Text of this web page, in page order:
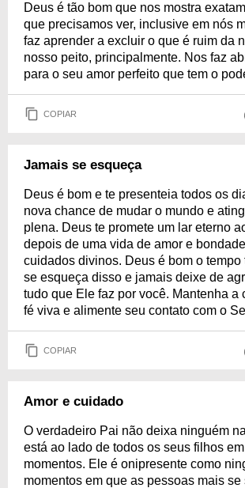
Deus é tão bom que nos mostra
que precisamos ver, inclusive em nós
faz aprender a excluir o que é ruim da
nosso peito, principalmente. Nos faz
para o seu amor perfeito que tem o
COPIAR
Jamais se esqueça
Deus é bom e te presenteia todos os
nova chance de mudar o mundo e
plena. Deus te promete um lar eterno
depois de uma vida de amor e
cuidados divinos. Deus é bom o tempo
se esqueça disso e jamais deixe de
tudo que Ele faz por você. Mantenha a
fé viva e alimente seu contato com o
COPIAR
Amor e cuidado
O verdadeiro Pai não deixa ninguém
está ao lado de todos os seus filhos
momentos. Ele é onipresente como
momentos em que as pessoas mais se